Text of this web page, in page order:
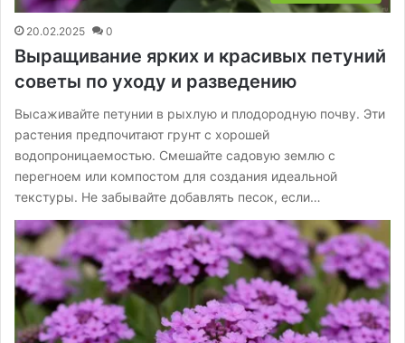
20.02.2025 0
Выращивание ярких и красивых петуний
советы по уходу и разведению
Высаживайте петунии в рыхлую и плодородную почву. Эти
растения предпочитают грунт с хорошей
водопроницаемостью. Смешайте садовую землю с
перегноем или компостом для создания идеальной
текстуры. Не забывайте добавлять песок, если…